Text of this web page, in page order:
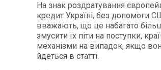
На знак роздратування
кредит Україні, без допомоги
вважають, що це набагато
змусити їх піти на поступки,
механізми на випадок, якщо
йдеться в статті.